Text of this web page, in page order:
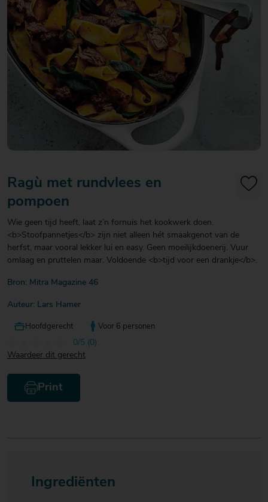
Over Mitra
Voordelen Mitra Member
Klantenservice
20
€ 20
25
€ 25
- €
30
20
€ 20
25
20
€ 20
25
Ragù met rundvlees en
pompoen
Wie geen tijd heeft, laat z’n fornuis het kookwerk doen.
<b>Stoofpannetjes</b> zijn niet alleen hét smaakgenot van de
herfst, maar vooral lekker lui en easy. Geen moeilijkdoenerij. Vuur
omlaag en pruttelen maar. Voldoende <b>tijd voor een drankje</b>.
Bron: Mitra Magazine 46
Auteur: Lars Hamer
Hoofdgerecht Voor 6 personen
0/5 (0)
Waardeer dit gerecht
Print
Ingrediënten